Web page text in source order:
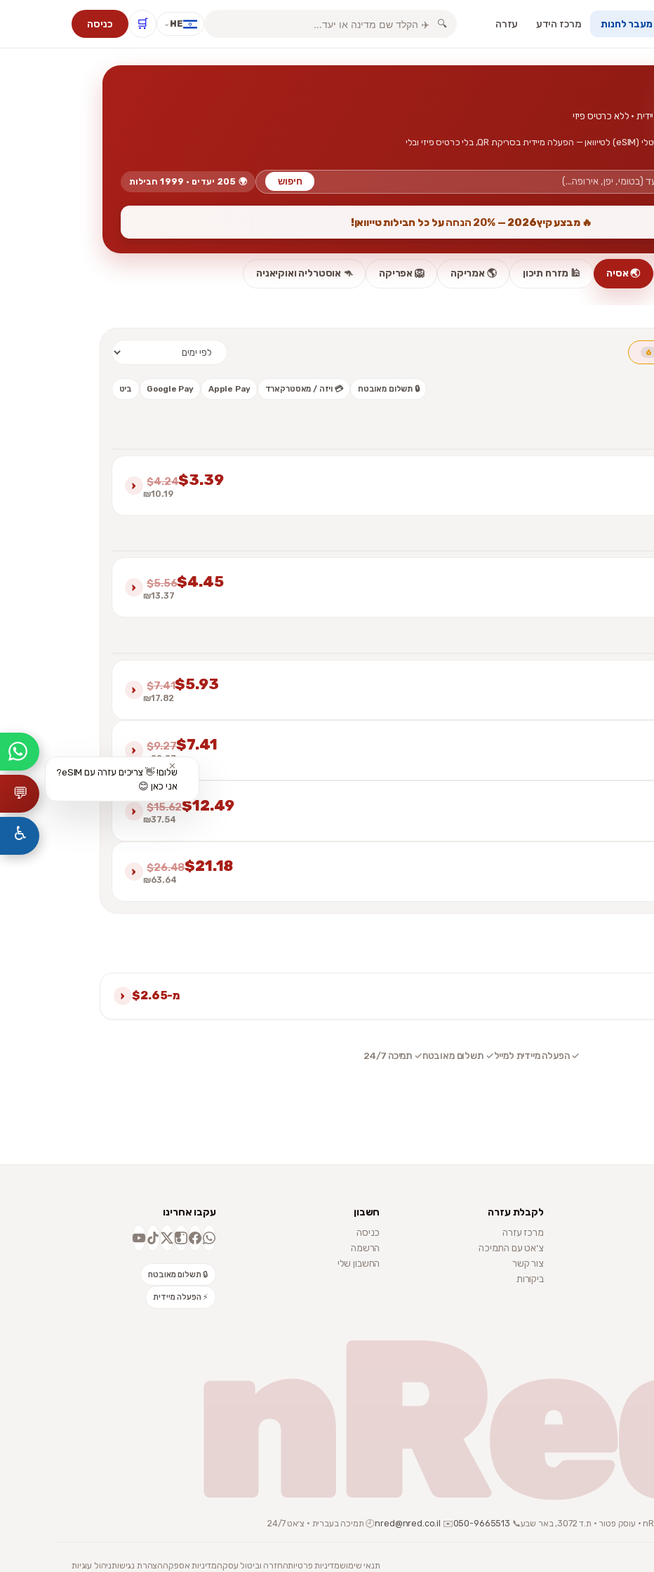
לחנות מרכז הידע עזרה 🔍
HE
⌄
🛒 כניסה
חבילות גלישה, אינטרנט סלולרי וכרטיס סים דיגיטלי (eSIM) לטייוואן — הפעלה מיידית בסריקת QR, בלי כרטיס פיזי ובלי
חיפוש 🌍 205 יעדים · 1999 חבילות
🔥 מבצע קיץ2026 — 20% הנחה על כל חבילות טייוואן!
🌏 אסיה 🕌 מזרח תיכון 🌎 אמריקה 🦁 אפריקה 🦘 אוסטרליה ואוקיאניה
6
🔒 תשלום מאובטח 💳 ויזה / מאסטרקארד Apple Pay
Google Pay ביט
$4.24$3.39
₪10.19
›
$5.56$4.45
₪13.37
›
$7.41$5.93
₪17.82
›
$9.27$7.41
₪22.27
›
$15.62$12.49
₪37.54
›
$26.48$21.18
₪63.64
›
מ-$2.65 ›
✓ הפעלה מיידית למייל✓ תשלום מאובטח✓ תמיכה 24/7
לקבלת עזרה
מרכז עזרה
צ׳אט עם התמיכה
צור קשר
ביקורות
חשבון
כניסה
הרשמה
החשבון שלי
עקבו אחרינו
🔒 תשלום מאובטח
⚡ הפעלה מיידית
📞
050-9665513
✉️
nred@nred.co.il🕘 תמיכה בעברית · צ׳אט 24/7
תנאי שימושמדיניות פרטיותהחזרה וביטול עסקהמדיניות אספקההצהרת נגישותניהול עוגיות
💬
✕
שלום! 👋 צריכים עזרה עם eSIM?
אני כאן 😊
♿